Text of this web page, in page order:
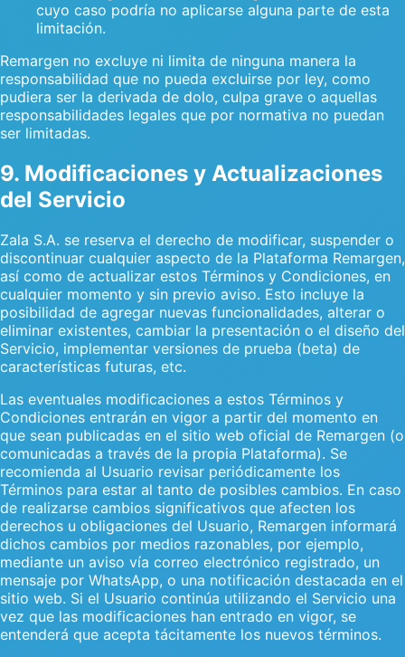
cuyo caso podría no aplicarse alguna parte de esta
limitación.
Remargen no excluye ni limita de ninguna manera la
responsabilidad que no pueda excluirse por ley, como
pudiera ser la derivada de dolo, culpa grave o aquellas
responsabilidades legales que por normativa no puedan
ser limitadas.
9. Modificaciones y Actualizaciones
del Servicio
Zala S.A. se reserva el derecho de modificar, suspender o
discontinuar cualquier aspecto de la Plataforma Remargen,
así como de actualizar estos Términos y Condiciones, en
cualquier momento y sin previo aviso. Esto incluye la
posibilidad de agregar nuevas funcionalidades, alterar o
eliminar existentes, cambiar la presentación o el diseño del
Servicio, implementar versiones de prueba (beta) de
características futuras, etc.
Las eventuales modificaciones a estos Términos y
Condiciones entrarán en vigor a partir del momento en
que sean publicadas en el sitio web oficial de Remargen (o
comunicadas a través de la propia Plataforma). Se
recomienda al Usuario revisar periódicamente los
Términos para estar al tanto de posibles cambios. En caso
de realizarse cambios significativos que afecten los
derechos u obligaciones del Usuario, Remargen informará
dichos cambios por medios razonables, por ejemplo,
mediante un aviso vía correo electrónico registrado, un
mensaje por WhatsApp, o una notificación destacada en el
sitio web. Si el Usuario continúa utilizando el Servicio una
vez que las modificaciones han entrado en vigor, se
entenderá que acepta tácitamente los nuevos términos.